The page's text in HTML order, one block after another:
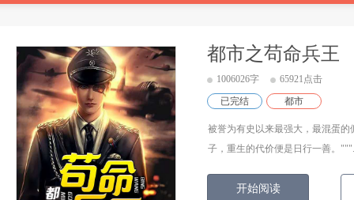
都市之苟命兵王
1006026字
65921点击
已完结
都市
被誉为有史以来最强大，最混蛋
子，重生的代价便是日行一善。
开始阅读